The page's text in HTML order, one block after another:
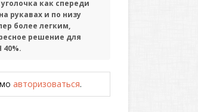
как спереди
рукавах и по низу
более легким,
решение для
40%.
авторизоваться.